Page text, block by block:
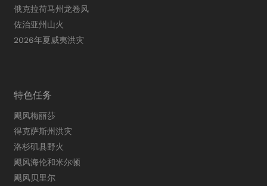
俄克拉荷马州龙卷风
佐治亚州山火
2026年夏威夷洪灾
特色任务
飓风梅丽莎
得克萨斯州洪灾
洛杉矶县野火
飓风海伦和米尔顿
飓风贝里尔